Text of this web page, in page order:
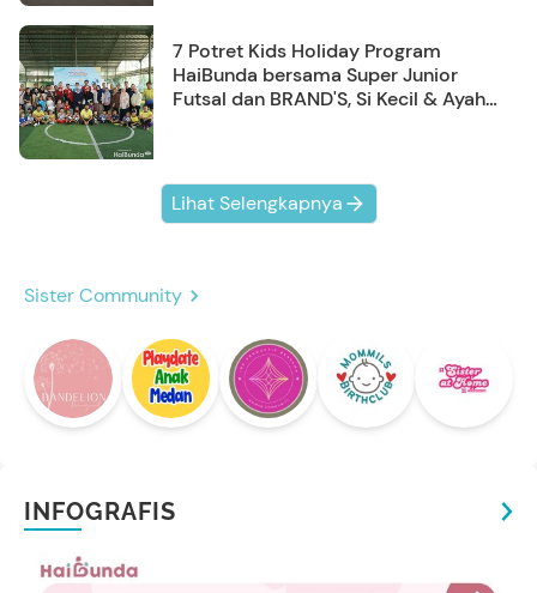
7 Potret Kids Holiday Program
HaiBunda bersama Super Junior
Futsal dan BRAND'S, Si Kecil & Ayah
Lihat Selengkapnya
Sister Community
INFOGRAFIS